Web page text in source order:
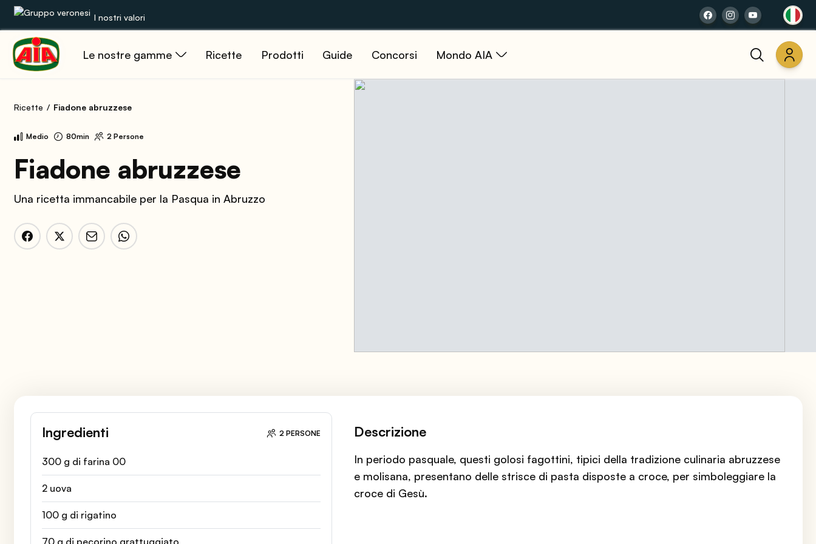
I nostri valori
Le nostre gamme Ricette Prodotti Guide Concorsi Mondo AIA
Le nostre gamme
Guide
Concorsi
Mondo AIA
Ricette Fiadone abruzzese
Medio 80min 2 Persone
Fiadone abruzzese
Una ricetta immancabile per la Pasqua in Abruzzo
Ingredienti 2 PERSONE
300 g di farina 00
2 uova
100 g di rigatino
70 g di pecorino grattuggiato
Descrizione
In periodo pasquale, questi golosi fagottini, tipici della tradizione culinaria abruzzese
e molisana, presentano delle strisce di pasta disposte a croce, per simboleggiare la
croce di Gesù.